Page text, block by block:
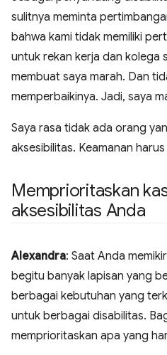
sulitnya meminta
bahwa kami tidak memiliki
untuk rekan kerja dan kolega
membuat saya marah. Dan
memperbaikinya. Jadi, saya
Saya rasa tidak ada orang
aksesibilitas. Keamanan
Memprioritaskan
aksesibilitas Anda
Alexandra: Saat Anda
begitu banyak lapisan yang
berbagai kebutuhan yang
untuk berbagai disabilitas.
memprioritaskan apa yang